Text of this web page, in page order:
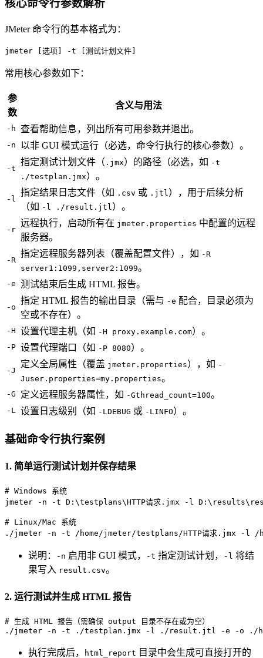
核心命令行参数解析
JMeter 命令行的基本格式为：
jmeter [选项] -t [测试计划文件]
常用核心参数如下：
参
数
含义与用法
-h 查看帮助信息，列出所有可用参数并退出。
-n 以非 GUI 模式运行（必选，命令行执行的核心参数）。
-t
指定测试计划文件（ .jmx）的路径（必选，如 -t
./testplan.jmx）。
-l
指定结果日志文件（如 .csv 或 .jtl），用于后续分析
（如 -l ./result.jtl）。
-r
远程执行，启动所有在 jmeter.properties 中配置的远程
服务器。
-R
指定远程服务器列表（覆盖配置文件），如 -R
server1:1099,server2:1099。
-e 测试结束后生成 HTML 报告。
-o
指定 HTML 报告的输出目录（需与 -e 配合，目录必须为
空或不存在）。
-H 设置代理主机（如 -H proxy.example.com）。
-P 设置代理端口（如 -P 8080）。
-J
定义全局属性（覆盖 jmeter.properties），如 -
Juser.properties=my.properties。
-G 定义远程服务器属性，如 -Gthread_count=100。
-L 设置日志级别（如 -LDEBUG 或 -LINFO）。
基础命令行执行案例
1. 简单运行测试计划并保存结果
# Windows 系统
jmeter -n -t D:\testplans\HTTP请求.jmx -l
# Linux/Mac 系统
./jmeter -n -t /home/jmeter/testplans/HTTP请求.jmx -l
说明： -n 启用非 GUI 模式， -t 指定测试计划， -l 将结
果写入 result.csv。
2. 运行测试并生成 HTML 报告
# 生成 HTML 报告（需确保 output 目录不存在或为空）
./jmeter -n -t ./testplan.jmx -l ./result.jtl -e -o ./
执行完成后， html_report 目录中会生成可直接打开的